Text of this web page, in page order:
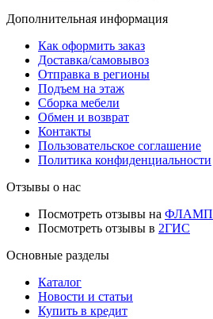
Дополнительная информация
Как оформить заказ
Доставка/самовывоз
Отправка в регионы
Подъем на этаж
Сборка мебели
Обмен и возврат
Контакты
Пользовательское соглашение
Политика конфиденциальности
Отзывы о нас
Посмотреть отзывы на ФЛАМП
Посмотреть отзывы в 2ГИС
Основные разделы
Каталог
Новости и статьи
Купить в кредит